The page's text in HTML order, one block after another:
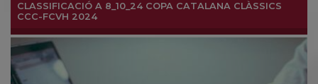
CLASSIFICACIÓ A 8_10_24 COPA CATALANA CLÀSSICS
CCC-FCVH 2024